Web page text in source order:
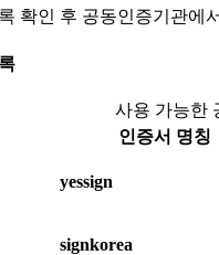
확인 후 공동인증기관에
사용 가능한
인증서 명칭
yessign
signkorea